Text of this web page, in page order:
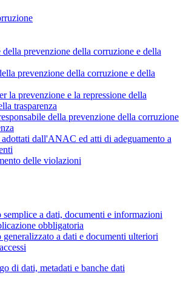
della prevenzione della corruzione e della
prevenzione della corruzione e della
la prevenzione e la repressione della
trasparenza
della prevenzione della corruzione
dall'ANAC ed atti di adeguamento a
delle violazioni
semplice a dati, documenti e informazioni
obbligatoria
generalizzato a dati e documenti ulteriori
di dati, metadati e banche dati